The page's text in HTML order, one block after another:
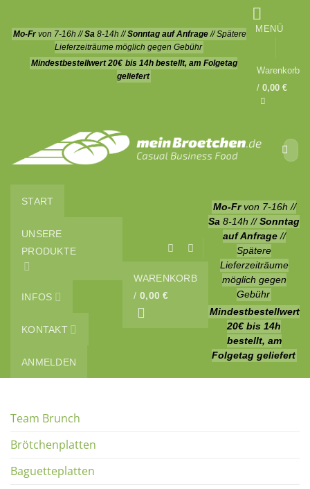
Inhalt
springen
Mo-Frvon 7-16h //Sa 8-14h //Sonntag auf Anfrage// Spätere
Lieferzeiträume möglich gegen Gebühr
Mindestbestellwert 20€ bis 14h bestellt, am Folgetag
geliefert
MENÜ
Warenkorb
/ 0,00 €
nach:
START
UNSERE
PRODUKTE
INFOS
KONTAKT
ANMELDEN
WARENKORB
/ 0,00€
Mo-Frvon 7-16h //
Sa 8-14h // Sonntag
auf Anfrage//
Spätere
Lieferzeiträume
möglich gegen
Gebühr
Mindestbestellwert
20€ bis 14h
bestellt, am
Folgetag geliefert
Team Brunch
Brötchenplatten
Baguetteplatten